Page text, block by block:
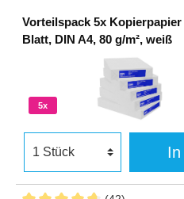
Vorteilspack 5x
Blatt, DIN A4, 80 g/m², weiß
5x